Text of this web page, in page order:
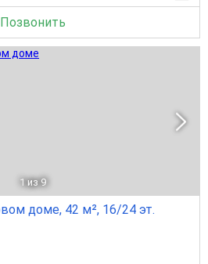
Позвонить
1 из 9
доме, 42 м², 16/24 эт.